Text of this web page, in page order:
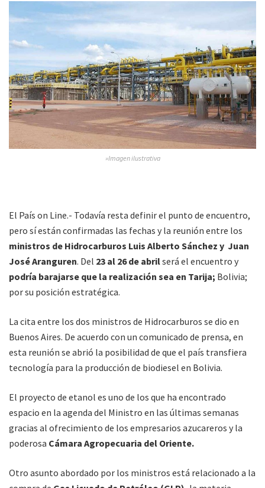
»Imagen ilustrativa
El País on Line.- Todavía resta definir el punto de encuentro,
pero sí están confirmadas las fechas y la reunión entre los
ministros de Hidrocarburos Luis Alberto Sánchez y Juan
José Aranguren. Del 23 al 26 de abrilserá el encuentro y
podría barajarse que la realización sea en Tarija; Bolivia;
por su posición estratégica.
La cita entre los dos ministros de Hidrocarburos se dio en
Buenos Aires. De acuerdo con un comunicado de prensa, en
esta reunión se abrió la posibilidad de que el país transfiera
tecnología para la producción de biodiesel en Bolivia.
El proyecto de etanol es uno de los que ha encontrado
espacio en la agenda del Ministro en las últimas semanas
gracias al ofrecimiento de los empresarios azucareros y la
poderosa Cámara Agropecuaria del Oriente.
Otro asunto abordado por los ministros está relacionado a la